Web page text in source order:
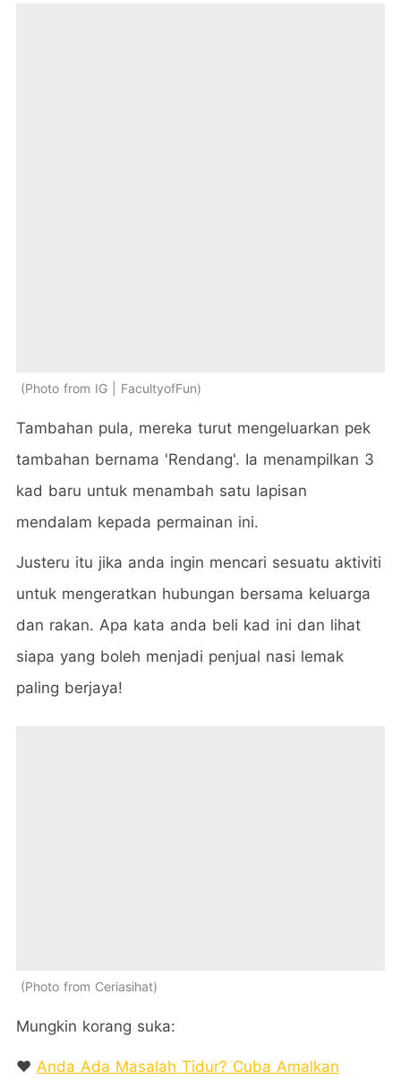
Photo from IG | FacultyofFun
Tambahan pula, mereka turut mengeluarkan pek
tambahan bernama 'Rendang'. Ia menampilkan 3
kad baru untuk menambah satu lapisan
mendalam kepada permainan ini.
Justeru itu jika anda ingin mencari sesuatu aktiviti
untuk mengeratkan hubungan bersama keluarga
dan rakan. Apa kata anda beli kad ini dan lihat
siapa yang boleh menjadi penjual nasi lemak
paling berjaya!
Photo from Ceriasihat
Mungkin korang suka:
❤️ Anda Ada Masalah Tidur? Cuba Amalkan